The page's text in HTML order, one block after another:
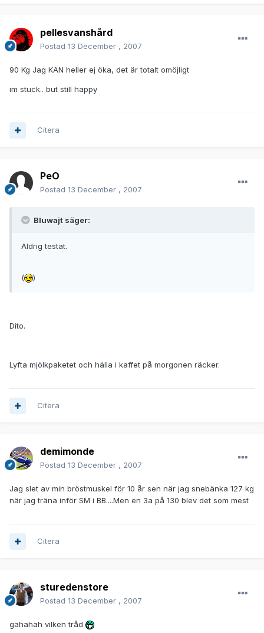
pellesvanshård
Postad 13 December , 2007
90 Kg Jag KAN heller ej öka, det är totalt omöjligt
im stuck.. but still happy
Citera
PeO
Postad 13 December , 2007
Bluwajt säger:
Aldrig testat.
( )
Dito.
Lyfta mjölkpaketet och hälla i kaffet på morgonen räcker.
Citera
demimonde
Postad 13 December , 2007
Jag slet av min bröstmuskel för 10 år sen när jag snebänka 127 kg
när jag träna inför SM i BB....Men en 3a på 130 blev det som mest
Citera
sturedenstore
Postad 13 December , 2007
gahahah vilken tråd